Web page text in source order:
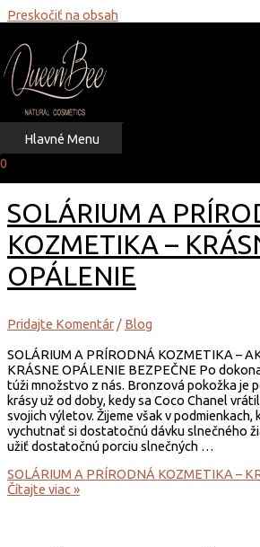
Preskočiť na obsah
Hlavné Menu
0
Rok: 2020
SOLÁRIUM A
KOZMETIKA –
OPÁLENIE
Pridajte Komentár / Blog
SOLÁRIUM A PRÍRODNÁ KOZMETIKA –
KRÁSNE OPÁLENIE BEZPEČNE Po
túži množstvo z nás. Bronzová pokožka je
krásy už od doby, kedy sa Coco Chanel
svojich výletov. Žijeme však v
vychutnať si dostatočnú dávku slnečného
užiť dostatočnú porciu slnečných …
SOLÁRIUM A PRÍRODNÁ KOZMETIKA –
Čítajte viac »